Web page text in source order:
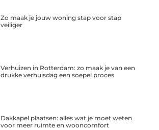
Zo maak je jouw woning stap voor stap
veiliger
Verhuizen in Rotterdam: zo maak je van een
drukke verhuisdag een soepel proces
Dakkapel plaatsen: alles wat je moet weten
voor meer ruimte en wooncomfort